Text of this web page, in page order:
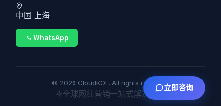
中国 上海
WhatsApp
© 2026 CloudKOL. All rights reserved.
全球网红营销一站式解决方案
立即咨询